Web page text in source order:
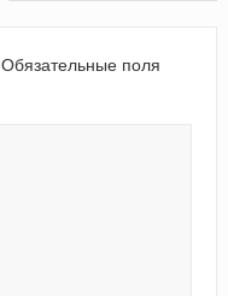
Обязательные поля